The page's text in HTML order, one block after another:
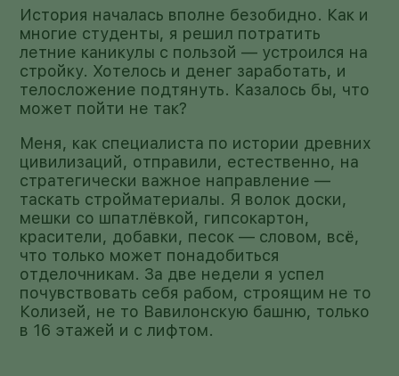
История началась вполне безобидно. Как и
многие студенты, я решил потратить
летние каникулы с пользой — устроился на
стройку. Хотелось и денег заработать, и
телосложение подтянуть. Казалось бы, что
может пойти не так?
Меня, как специалиста по истории древних
цивилизаций, отправили, естественно, на
стратегически важное направление —
таскать стройматериалы. Я волок доски,
мешки со шпатлёвкой, гипсокартон,
красители, добавки, песок — словом, всё,
что только может понадобиться
отделочникам. За две недели я успел
почувствовать себя рабом, строящим не то
Колизей, не то Вавилонскую башню, только
в 16 этажей и с лифтом.